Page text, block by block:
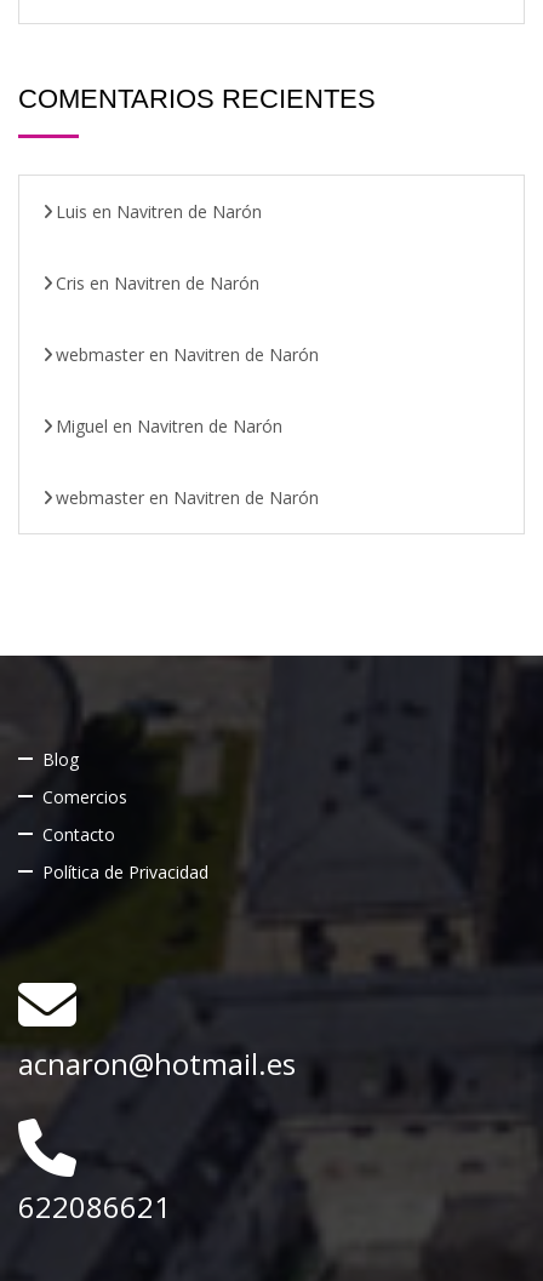
COMENTARIOS RECIENTES
Luis en Navitren de Narón
Cris en Navitren de Narón
webmaster en Navitren de Narón
Miguel en Navitren de Narón
webmaster en Navitren de Narón
Blog
Comercios
Contacto
Política de Privacidad
acnaron@hotmail.es
622086621